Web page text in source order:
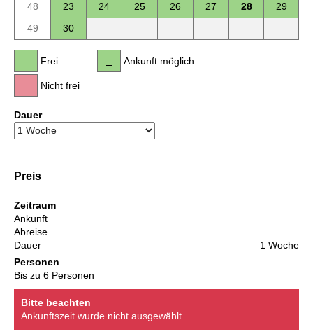
48
23 24 25 26 27 28
29
49
30
Frei
Nicht frei
Ankunft möglich
Dauer
Preis
Zeitraum
Ankunft
Abreise
Dauer
1 Woche
Personen
Bis zu 6 Personen
Bitte beachten
Ankunftszeit wurde nicht ausgewählt.